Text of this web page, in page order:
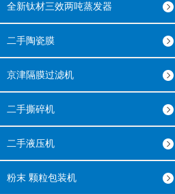
全新钛材三效两吨蒸发器
二手陶瓷膜
京津隔膜过滤机
二手撕碎机
二手液压机
粉末 颗粒包装机